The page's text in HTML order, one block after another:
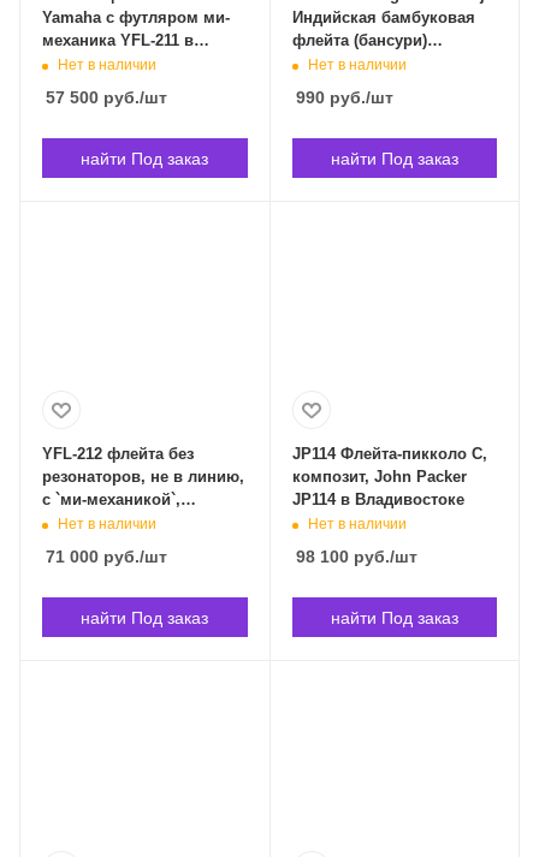
Yamaha c футляром ми-
механика YFL-211 в
Владивостоке
Нет в наличии
57 500 руб./шт
найти Под заказ
Индийская бамбуковая
флейта (бансури)
тональность F. Bansuri
Нет в наличии
990руб./шт
найти Под заказ
YFL-212 флейта без
резонаторов, не в линию,
с `ми-механикой`,
посеребренная с кейсом
212 в Владивостоке
Нет в наличии
71 000 руб./шт
найти Под заказ
JP114 Флейта-пикколо С,
композит, John Packer
JP114 в Владивостоке
Нет в наличии
98 100руб./шт
найти Под заказ